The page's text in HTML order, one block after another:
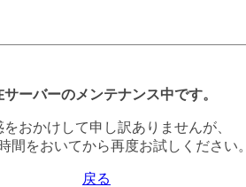
サーバーのメンテナンス中です。
をおかけして申し訳ありませんが、
間をおいてから再度お試しください。
戻る